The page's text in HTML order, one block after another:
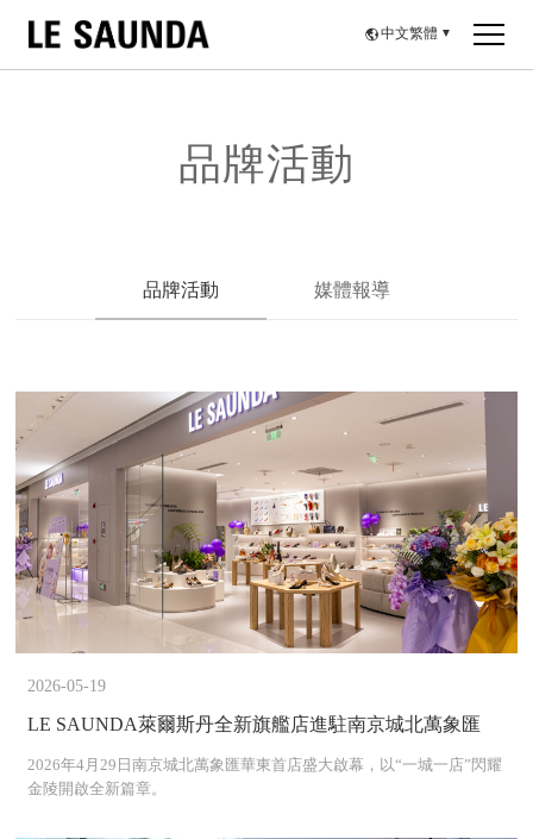
中文繁體 ▼
品牌活動
品牌活動 媒體報導
2026-05-19
LE SAUNDA萊爾斯丹全新旗艦店進駐南京城北萬象匯
2026年4月29日南京城北萬象匯華東首店盛大啟幕，以“一城一店”閃耀
金陵開啟全新篇章。